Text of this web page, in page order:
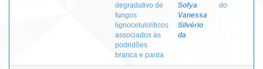
degradativo de
fungos
lignocelulolíticos
associados às
podridões
branca e parda
Sofya
Vanessa
Silvério
da
do